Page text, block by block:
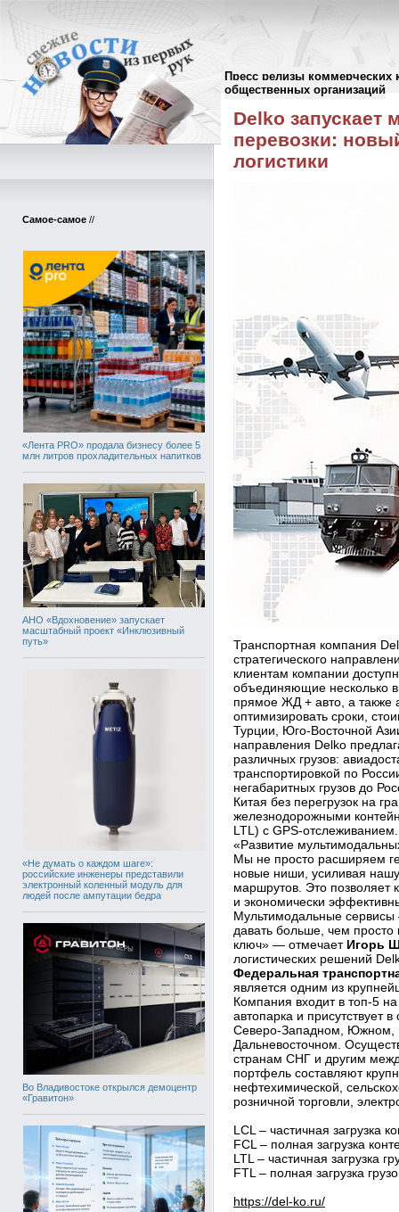
Пресс релизы коммерческих
общественных организаций
Самое-самое //
«Лента PRO» продала бизнесу более 5
млн литров прохладительных напитков
АНО «Вдохновение» запускает
масштабный проект «Инклюзивный
путь»
«Не думать о каждом шаге»:
российские инженеры представили
электронный коленный модуль для
людей после ампутации бедра
Во Владивостоке открылся демоцентр
«Гравитон»
Пресс-релизы//
Delko запускает
перевозки:
логистики
Транспортная компания
стратегического
клиентам компании
объединяющие несколько
прямое ЖД + авто, а также
оптимизировать сроки,
Турции, Юго-Восточной
направления Delko
различных грузов:
транспортировкой по
негабаритных грузов до
Китая без перегрузок на
железнодорожными
LTL) с GPS-отслеживанием.
«Развитие
Мы не просто расширяем
новые ниши, усиливая
маршрутов. Это позволяет
и экономически
Мультимодальные
давать больше, чем просто
ключ» — отмечает Игорь
логистических решений
Федеральная
является одним из
Компания входит в топ-5
автопарка и присутствует
Северо-Западном, Южном,
Дальневосточном.
странам СНГ и другим
портфель составляют
нефтехимической,
розничной торговли,
LCL – частичная загрузка
FCL – полная загрузка
LTL – частичная загрузка
FTL – полная загрузка
https://del-ko.ru/